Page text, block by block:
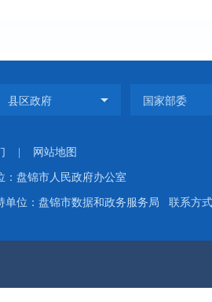
网站地图
：盘锦市人民政府办公室
单位：盘锦市数据和政务服务局 联系方